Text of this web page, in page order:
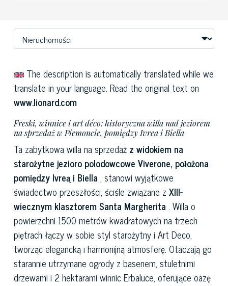
The description is automatically translated while we
translate in your language. Read the original text on
www.lionard.com
Freski, winnice i art déco: historyczna willa nad jeziorem
na sprzedaż w Piemoncie, pomiędzy Ivrea i Biella
Ta zabytkowa willa na sprzedaż z widokiem na
starożytne jezioro polodowcowe Viverone, położona
pomiędzy Ivreą i Biella , stanowi wyjątkowe
świadectwo przeszłości, ściśle związane z XIII-
wiecznym klasztorem Santa Margherita . Willa o
powierzchni 1500 metrów kwadratowych na trzech
piętrach łączy w sobie styl starożytny i Art Deco,
tworząc elegancką i harmonijną atmosferę. Otaczają go
starannie utrzymane ogrody z basenem, stuletnimi
drzewami i 2 hektarami winnic Erbaluce, oferujące oazę